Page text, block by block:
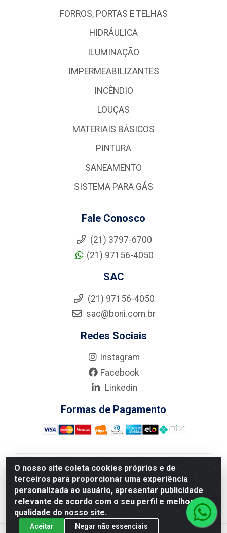
O nosso site coleta cookies próprios e de
terceiros para proporcionar uma experiência
personalizada ao usuário, apresentar publicidade
relevante de acordo com o seu perfil e melhorar a
qualidade do nosso site.
Aceitar Negar não essenciais
FORROS, PORTAS E TELHAS
HIDRÁULICA
ILUMINAÇÃO
IMPERMEABILIZANTES
INCÊNDIO
LOUÇAS
MATERIAIS BÁSICOS
PINTURA
SANEAMENTO
SISTEMA PARA GÁS
Fale Conosco
(21) 3797-6700
(21) 97156-4050
SAC
(21) 97156-4050
sac@boni.com.br
Redes Sociais
Instagram
Facebook
Linkedin
Formas de Pagamento
Nova Boni Distribuidora de Material de Construção LTDA
- Rua Alice Tibiriçá, 330 - Vila Da Penha, Rio de
Janeiro/RJ - CEP: 21.210-110 - CNPJ: 11.003.135/0001-
27